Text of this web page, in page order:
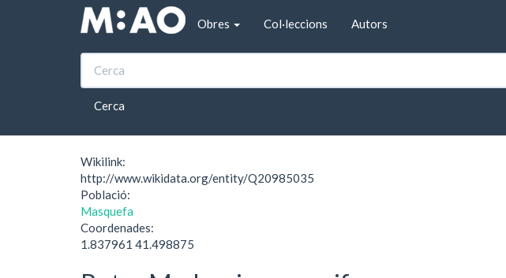
Vés al contingut
Obres
Col·leccions Autors
Cerca
Inici Ca l'Escala
Ca l'Escala
Wikilink:
http://www.wikidata.org/entity/Q20985035
Població:
Masquefa
Coordenades:
1.837961 41.498875